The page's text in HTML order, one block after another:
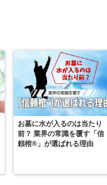
お墓に水が入るのは当たり
前？ 業界の常識を覆す「信
頼棺®」が選ばれる理由